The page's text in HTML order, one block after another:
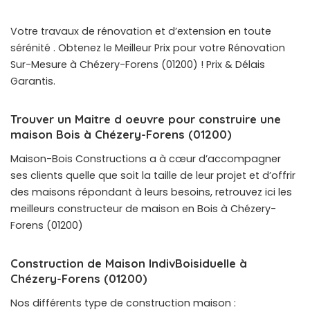
Votre travaux de rénovation et d’extension en toute
sérénité . Obtenez le Meilleur Prix pour votre Rénovation
Sur-Mesure à Chézery-Forens (01200) ! Prix & Délais
Garantis.
Trouver un Maitre d oeuvre pour construire une
maison Bois à Chézery-Forens (01200)
Maison-Bois Constructions a à cœur d’accompagner
ses clients quelle que soit la taille de leur projet et d’offrir
des maisons répondant à leurs besoins, retrouvez ici les
meilleurs constructeur de maison en Bois à Chézery-
Forens (01200)
Construction de Maison IndivBoisiduelle à
Chézery-Forens (01200)
Nos différents type de construction maison :